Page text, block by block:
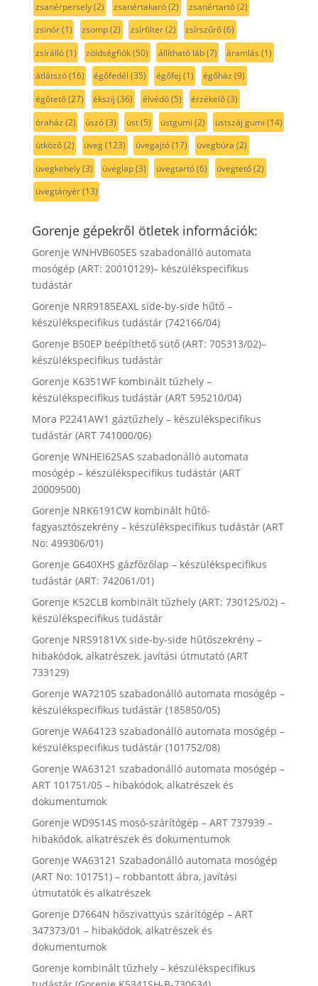
zsanérpersely(2) zsanértakaró(2) zsanértartó(2)
zsinór(1) zsomp(2) zsírfilter(2) zsírszűrő(6)
zsírálló(1) zöldségfiók(50) állítható láb(7) áramlás (1)
átlátszó(16) égőfedél (35) égőfej (1) égőház (9)
égőtető(27) ékszíj (36) élvédő(5) érzékelő(3)
óraház (2) úszó(3) üst(5) üstgumi (2) üstszáj gumi (14)
ütköző(2) üveg(123) üvegajtó(17) üvegbúra (2)
üvegkehely(3) üveglap(3) üvegtartó(6) üvegtető(2)
üvegtányér(13)
Gorenje gépekről ötletek információk:
Gorenje WNHVB60SES szabadonálló automata
mosógép (ART: 20010129)– készülékspecifikus
tudástár
Gorenje NRR9185EAXL side-by-side hűtő –
készülékspecifikus tudástár (742166/04)
Gorenje B50EP beépíthető sütő (ART: 705313/02)–
készülékspecifikus tudástár
Gorenje K6351WF kombinált tűzhely –
készülékspecifikus tudástár (ART 595210/04)
Mora P2241AW1 gáztűzhely – készülékspecifikus
tudástár (ART 741000/06)
Gorenje WNHEI62SAS szabadonálló automata
mosógép – készülékspecifikus tudástár (ART
20009500)
Gorenje NRK6191CW kombinált hűtő-
fagyasztószekrény – készülékspecifikus tudástár (ART
No: 499306/01)
Gorenje G640XHS gázfőzőlap – készülékspecifikus
tudástár (ART: 742061/01)
Gorenje K52CLB kombinált tűzhely (ART: 730125/02) –
készülékspecifikus tudástár
Gorenje NRS9181VX side-by-side hűtőszekrény –
hibakódok, alkatrészek, javítási útmutató (ART
733129)
Gorenje WA72105 szabadonálló automata mosógép –
készülékspecifikus tudástár (185850/05)
Gorenje WA64123 szabadonálló automata mosógép –
készülékspecifikus tudástár (101752/08)
Gorenje WA63121 szabadonálló automata mosógép –
ART 101751/05 – hibakódok, alkatrészek és
dokumentumok
Gorenje WD9514S mosó-szárítógép – ART 737939 –
hibakódok, alkatrészek és dokumentumok
Gorenje WA63121 Szabadonálló automata mosógép
(ART No: 101751) – robbantott ábra, javítási
útmutatók és alkatrészek
Gorenje D7664N hőszivattyús szárítógép – ART
347373/01 – hibakódok, alkatrészek és
dokumentumok
Gorenje kombinált tűzhely – készülékspecifikus